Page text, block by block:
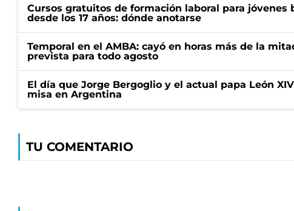
Cursos gratuitos de formación laboral para jóvenes
desde los 17 años: dónde anotarse
Temporal en el AMBA: cayó en horas más de la
prevista para todo agosto
El día que Jorge Bergoglio y el actual papa León
misa en Argentina
TU COMENTARIO